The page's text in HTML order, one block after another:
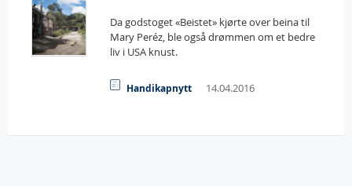
Da godstoget «Beistet» kjørte over beina til
Mary Peréz, ble også drømmen om et bedre
liv i USA knust.
Handikapnytt 14.04.2016